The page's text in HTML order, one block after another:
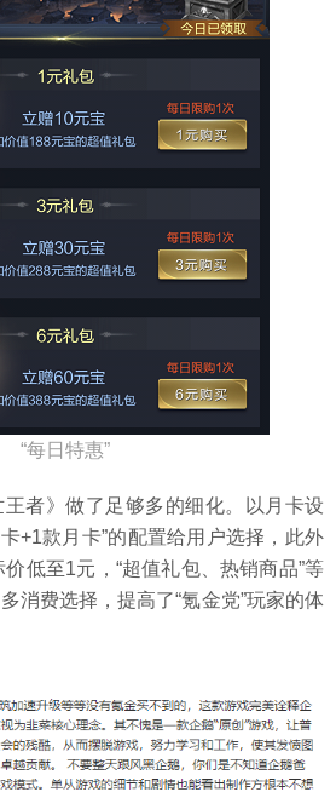
“每日特惠”
者》做了足够多的细化。以月卡设
+1款月卡”的配置给用户选择，此外
价低至1元，“超值礼包、热销商品”等
消费选择，提高了“氪金党”玩家的体